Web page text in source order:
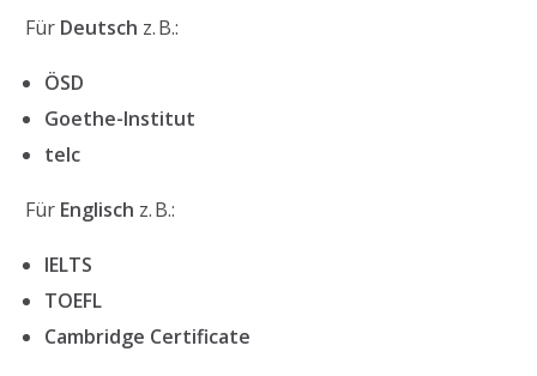
Für Deutsch z. B.:
ÖSD
Goethe-Institut
telc
Für Englisch z. B.:
IELTS
TOEFL
Cambridge Certificate